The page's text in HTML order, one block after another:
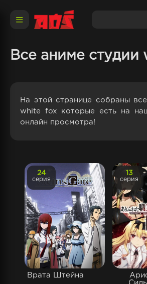
Все аниме студии
На этой странице собраны
white fox которые есть на
онлайн просмотра!
Врата Штейна
24
серия
13
серия